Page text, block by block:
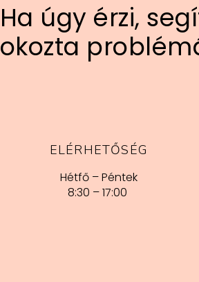
Ha úgy érzi,
okozta
ELÉRHETŐSÉG
Hétfő – Péntek
8:30 – 17:00